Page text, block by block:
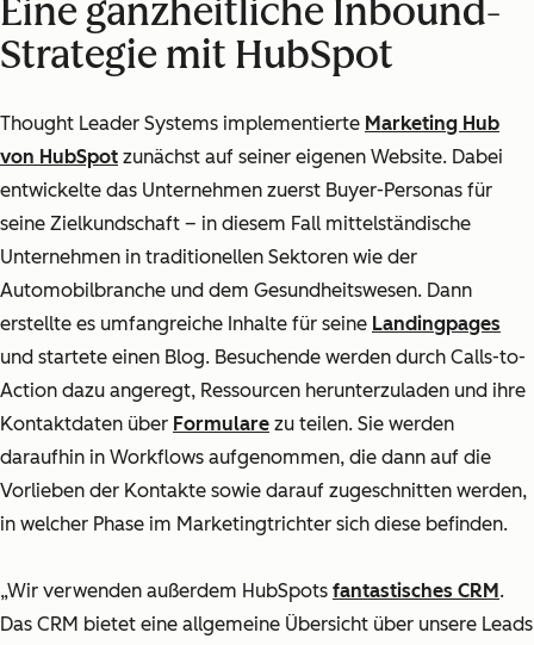
Eine ganzheitliche Inbound-
Strategie mit HubSpot
Thought Leader Systems implementierte Marketing Hub
von HubSpot zunächst auf seiner eigenen Website. Dabei
entwickelte das Unternehmen zuerst Buyer-Personas für
seine Zielkundschaft – in diesem Fall mittelständische
Unternehmen in traditionellen Sektoren wie der
Automobilbranche und dem Gesundheitswesen. Dann
erstellte es umfangreiche Inhalte für seine Landingpages
und startete einen Blog. Besuchende werden durch Calls-to-
Action dazu angeregt, Ressourcen herunterzuladen und ihre
Kontaktdaten über Formulare zu teilen. Sie werden
daraufhin in Workflows aufgenommen, die dann auf die
Vorlieben der Kontakte sowie darauf zugeschnitten werden,
in welcher Phase im Marketingtrichter sich diese befinden.
„Wir verwenden außerdem HubSpots fantastisches CRM .
Das CRM bietet eine allgemeine Übersicht über unsere Leads